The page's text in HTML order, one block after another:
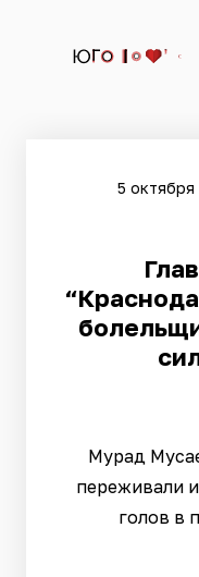
5 октября
Мурад
переживали
голов в